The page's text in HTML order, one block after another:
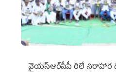
వైయ‌స్ఆర్‌సీపీ రిలే నిరాహార